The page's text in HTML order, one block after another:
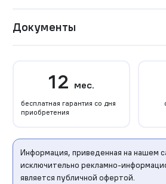
Документы
12 мес.
бесплатная гарантия со дня
приобретения
Информация, приведенная на нашем
исключительно рекламно-
является публичной офертой.